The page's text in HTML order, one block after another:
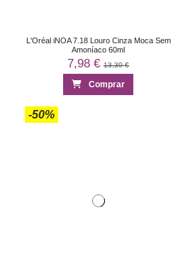
L'Oréal iNOA 7.18 Louro Cinza Moca Sem
Amoníaco 60ml
7,98 € 13,30 €
Comprar
-50%